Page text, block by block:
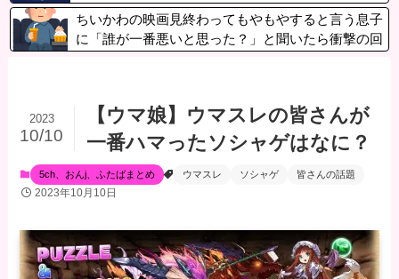
ちいかわの映画見終わってもやもやすると言う息子
に「誰が一番悪いと思った？」と聞いたら衝撃の回
【ウマ娘】ウマスレの皆さんが
一番ハマったソシャゲはなに？
2023
10/10
5ch、おんj、ふたばまとめ ウマスレ ソシャゲ 皆さんの話題
2023年10月10日